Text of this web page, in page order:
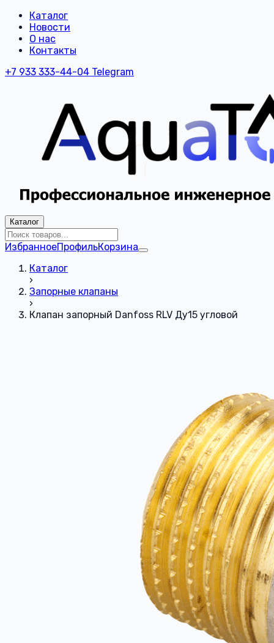
Каталог
Новости
О нас
Контакты
+7 933 333-44-04 Telegram
Каталог
ИзбранноеПрофильКорзина
Каталог
›
Запорные клапаны
›
Клапан запорный Danfoss RLV Ду15 угловой